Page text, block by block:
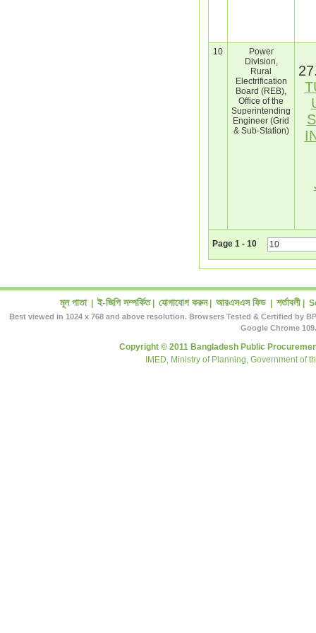
10
Power
Division,
Rural
Electrification
Board (REB),
Office of the
Superintending
Engineer (Grid
& Sub-Station)
Page 1 - 10
মূল পাতা ই-জিপি সম্পর্কিত| যোগাযোগ করুন| আরএসএস ফিড শর্তাবলী
Best viewed in 1024 x 768 and above resolution. Browsers Tested & Certified by
Google Chrome
Copyright © 2011 Bangladesh Public
IMED, Ministry of Planning, Government of